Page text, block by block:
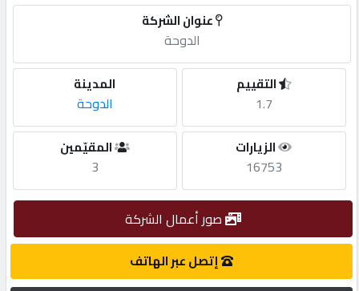
أضف
طلب
عنوان الشركة
الدوحة
المدينة
الدوحة
التقييم
1.7
المقيّمين
3
الزيارات
16753
صور أعمال الشركة
إتصل عبر الهاتف